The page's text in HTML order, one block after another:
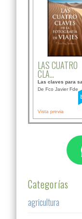
LAS CUATRO
CLA...
Las claves para
De Fco Javier Fdez
Vista previa
Categorías
agricultura